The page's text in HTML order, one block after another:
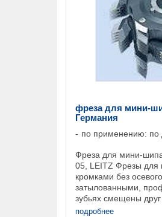
фреза для мини-
Германия
по применению: по
Фреза для мини-
05, LEITZ Фрезы
кромками без
затылованными,
зубьях смещены
величину шага шипа,
подробнее